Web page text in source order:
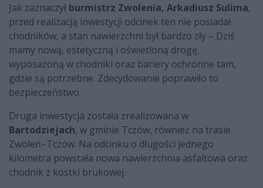
Jak zaznaczył burmistrz Zwolenia, Arkadiusz Sulima,
przed realizacją inwestycji odcinek ten nie posiadał
chodników, a stan nawierzchni był bardzo zły – Dziś
mamy nową, estetyczną i oświetloną drogę,
wyposażoną w chodniki oraz bariery ochronne tam,
gdzie są potrzebne. Zdecydowanie poprawiło to
bezpieczeństwo.
Druga inwestycja została zrealizowana w
Bartodziejach, w gminie Tczów, również na trasie
Zwoleń–Tczów. Na odcinku o długości jednego
kilometra powstała nowa nawierzchnia asfaltowa oraz
chodnik z kostki brukowej.